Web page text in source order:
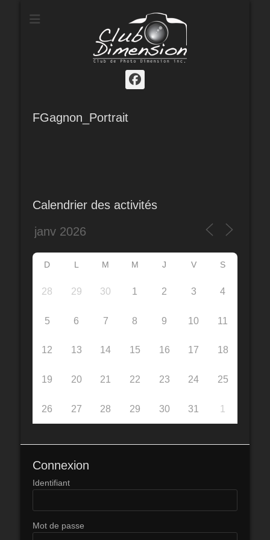
Club de photo
Dimension
Facebook
FGagnon_Portrait
Calendrier des activités
D L M M J V S
28 29 30 1 2 3 4
5 6 7 8 9 10 11
12 13 14 15 16 17 18
19 20 21 22 23 24 25
26 27 28 29 30 31 1
Connexion
Identifiant
Mot de passe